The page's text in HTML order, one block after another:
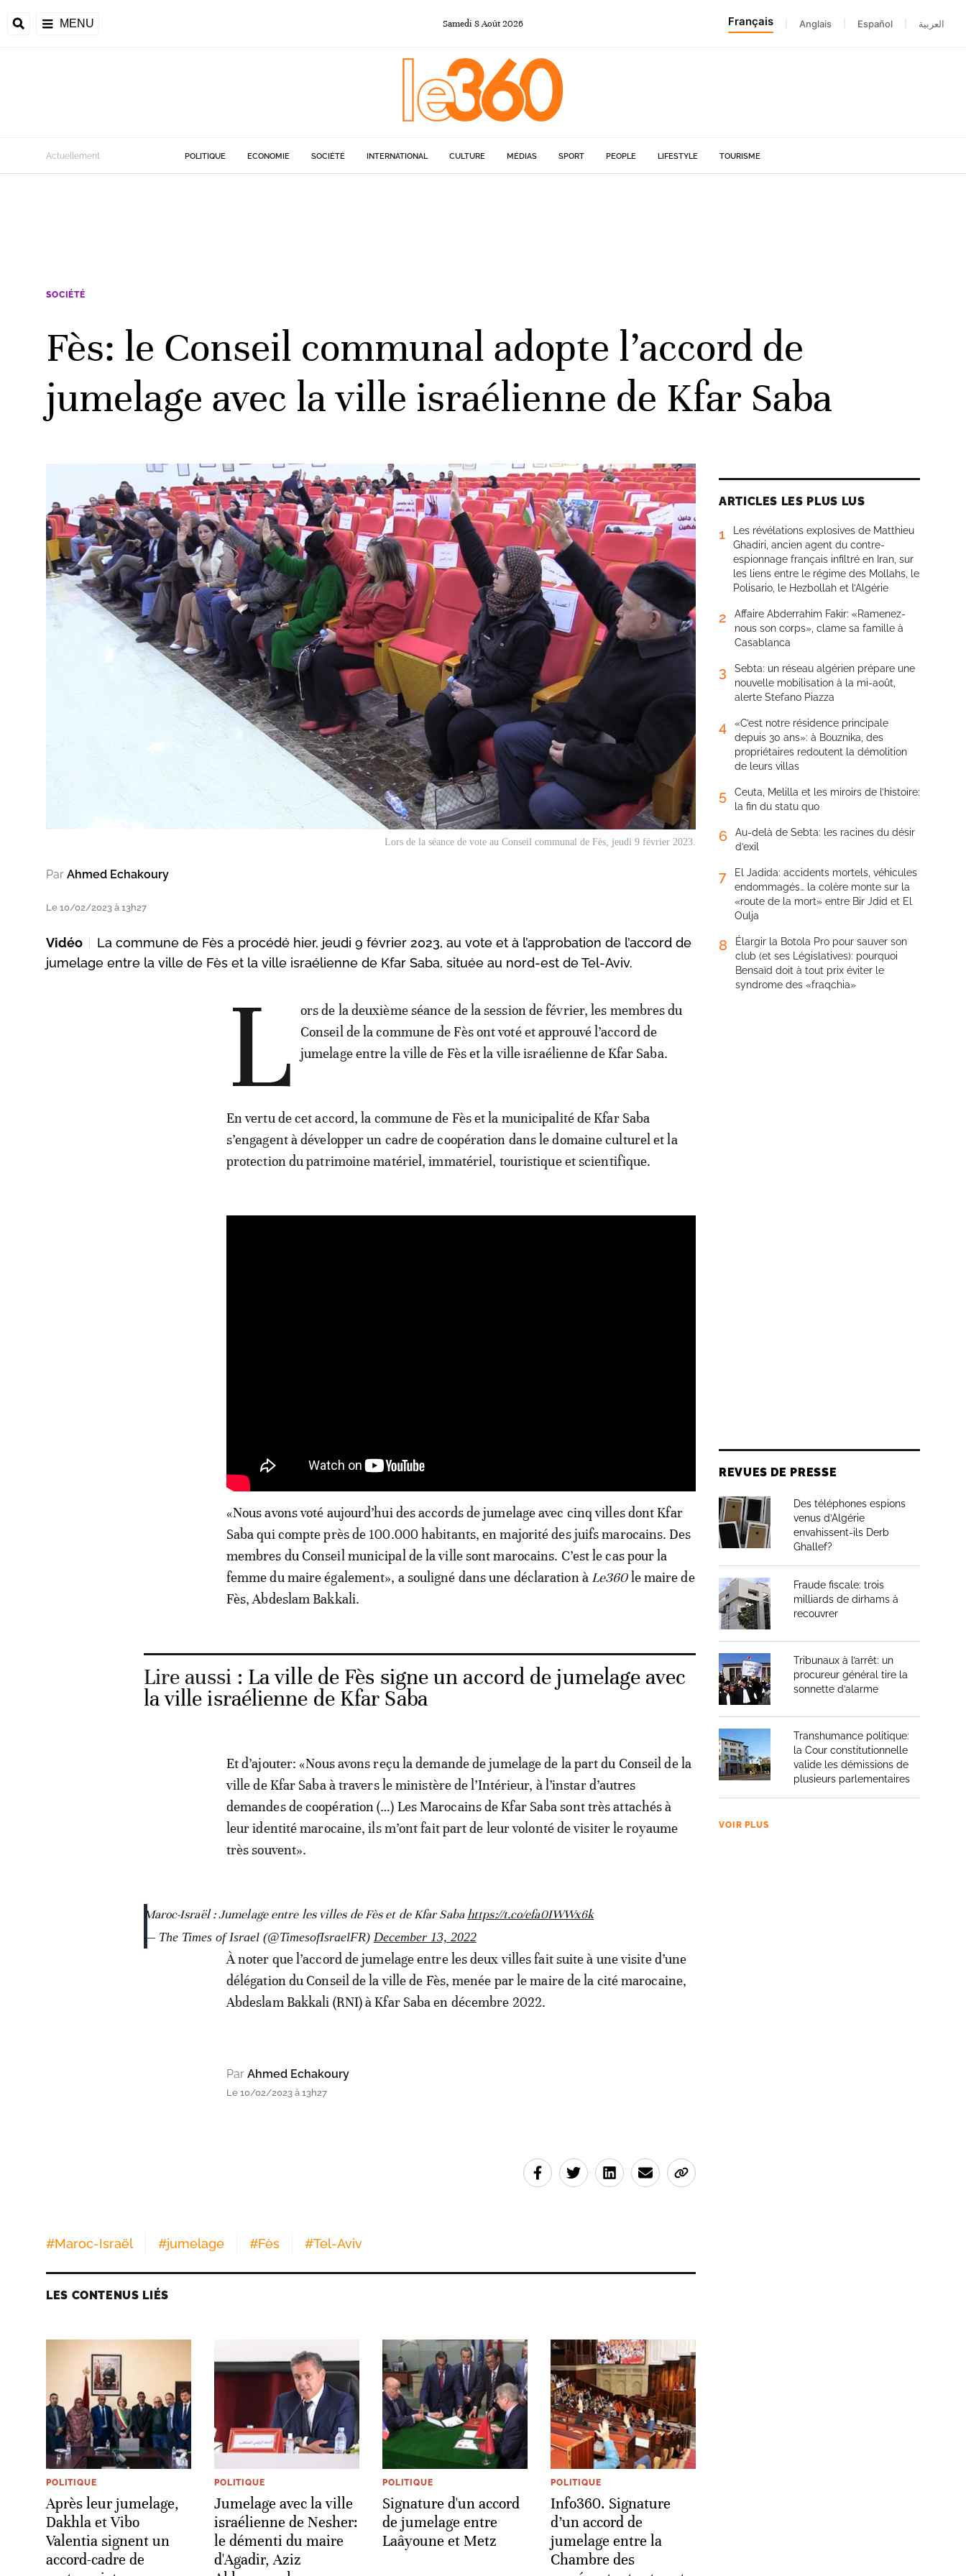
MENU Samedi 8Août2026 Français Anglais Español العربية
Actuellement POLITIQUE ECONOMIE SOCIÉTÉ INTERNATIONAL CULTURE MÉDIAS SPORT PEOPLE LIFESTYLE TOURISME
SOCIÉTÉ
Fès: le Conseil communal adopte l’accord de
jumelage avec la ville israélienne de Kfar Saba
Lors de la séance de vote au Conseil communal de Fès, jeudi 9 février 2023.
Par Ahmed Echakoury
Le 10/02/2023 à 13h27
Vidéo
La commune de Fès a procédé hier, jeudi 9 février 2023, au vote et à l’approbation de l’accord de
jumelage entre la ville de Fès et la ville israélienne de Kfar Saba, située au nord-est de Tel-Aviv.
L
ors de la deuxième séance de la session de février, les membres du
Conseil de la commune de Fès ont voté et approuvé l’accord de
jumelage entre la ville de Fès et la ville israélienne de Kfar Saba.
En vertu de cet accord, la commune de Fès et la municipalité de Kfar Saba
s’engagent à développer un cadre de coopération dans le domaine culturel et la
protection du patrimoine matériel, immatériel, touristique et scientifique.
«Nous avons voté aujourd’hui des accords de jumelage avec cinq villes dont Kfar
Saba qui compte près de 100.000 habitants, en majorité des juifs marocains. Des
membres du Conseil municipal de la ville sont marocains. C’est le cas pour la
femme du maire également», a souligné dans une déclaration à Le360le maire de
Fès, Abdeslam Bakkali.
Lire aussi : La ville de Fès signe un accord de jumelage avec
la ville israélienne de Kfar Saba
Et d’ajouter: «Nous avons reçu la demande de jumelage de la part du Conseil de la
ville de Kfar Saba à travers le ministère de l’Intérieur, à l’instar d’autres
demandes de coopération (…) Les Marocains de Kfar Saba sont très attachés à
leur identité marocaine, ils m’ont fait part de leur volonté de visiter le royaume
très souvent».
Maroc-Israël : Jumelage entre les villes de Fès et de Kfar Sabahttps://t.co/efa0IWWx6k
— The Times of Israel (@TimesofIsraelFR) December 13, 2022
À noter que l’accord de jumelage entre les deux villes fait suite à une visite d’une
délégation du Conseil de la ville de Fès, menée par le maire de la cité marocaine,
Abdeslam Bakkali (RNI) à Kfar Saba en décembre 2022.
Par Ahmed Echakoury
Le 10/02/2023 à 13h27
#Maroc-Israël #jumelage #Fès #Tel-Aviv
LES CONTENUS LIÉS
POLITIQUE
Après leur jumelage,
Dakhla et Vibo
Valentia signent un
accord-cadre de
POLITIQUE
Jumelage avec la ville
israélienne de Nesher:
le démenti du maire
d'Agadir, Aziz
POLITIQUE
Signature d'un accord
de jumelage entre
Laâyoune et Metz
POLITIQUE
Info360. Signature
d’un accord de
jumelage entre la
Chambre des
ARTICLES LES PLUS LUS
1
Les révélations explosives de Matthieu
Ghadiri, ancien agent du contre-
espionnage français infiltré en Iran, sur
les liens entre le régime des Mollahs, le
Polisario, le Hezbollah et l’Algérie
2
Affaire Abderrahim Fakir: «Ramenez-
nous son corps», clame sa famille à
Casablanca
3
Sebta: un réseau algérien prépare une
nouvelle mobilisation à la mi-août,
alerte Stefano Piazza
4
«C’est notre résidence principale
depuis 30 ans»: à Bouznika, des
propriétaires redoutent la démolition
de leurs villas
5
Ceuta, Melilla et les miroirs de l’histoire:
la fin du statu quo
6
Au-delà de Sebta: les racines du désir
d’exil
7
El Jadida: accidents mortels, véhicules
endommagés… la colère monte sur la
«route de la mort» entre Bir Jdid et El
Oulja
8
Élargir la Botola Pro pour sauver son
club (et ses Législatives): pourquoi
Bensaïd doit à tout prix éviter le
syndrome des «fraqchia»
REVUES DE PRESSE
Des téléphones espions
venus d’Algérie
envahissent-ils Derb
Ghallef?
Fraude fiscale: trois
milliards de dirhams à
recouvrer
Tribunaux à l’arrêt: un
procureur général tire la
sonnette d’alarme
Transhumance politique:
la Cour constitutionnelle
valide les démissions de
plusieurs parlementaires
VOIR PLUS